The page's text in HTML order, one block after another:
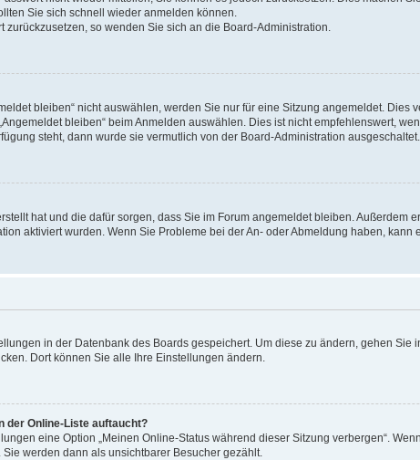
Sie sich schnell wieder anmelden können.
so wenden Sie sich an die Board-Administration.
bleiben“ nicht auswählen, werden Sie nur für eine Sitzung angemeldet. Dies
bleiben“ beim Anmelden auswählen. Dies ist nicht empfehlenswert,
steht, dann wurde sie vermutlich von der Board-Administration ausgeschaltet.
hat und die dafür sorgen, dass Sie im Forum angemeldet bleiben.
aktiviert wurden. Wenn Sie Probleme bei der An- oder Abmeldung haben, kann
in der Datenbank des Boards gespeichert. Um diese zu ändern, gehen Sie
Dort können Sie alle Ihre Einstellungen ändern.
der Online-Liste auftaucht?
eine Option „Meinen Online-Status während dieser Sitzung verbergen“.
werden dann als unsichtbarer Besucher gezählt.